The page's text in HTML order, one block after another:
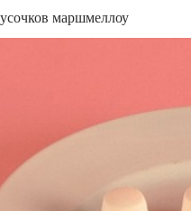
маршмеллоу